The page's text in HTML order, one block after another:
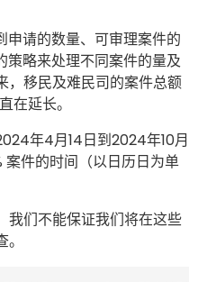
申请的数量、可审理案件的
策略来处理不同案件的量及
，移民及难民司的案件总额
在延长。
年4月14日到2024年10月
案件的时间（以日历日为单
我们不能保证我们将在这些